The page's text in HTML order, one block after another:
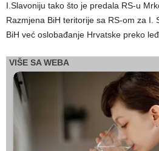
I.Slavoniju tako što je predala RS-u
Razmjena BiH teritorije sa RS-om za I.
BiH već oslobađanje Hrvatske preko